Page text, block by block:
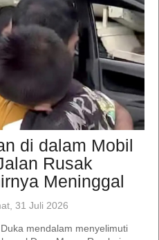
di dalam Mobil
Rusak
Meninggal
31 Juli 2026
mendalam menyelimuti